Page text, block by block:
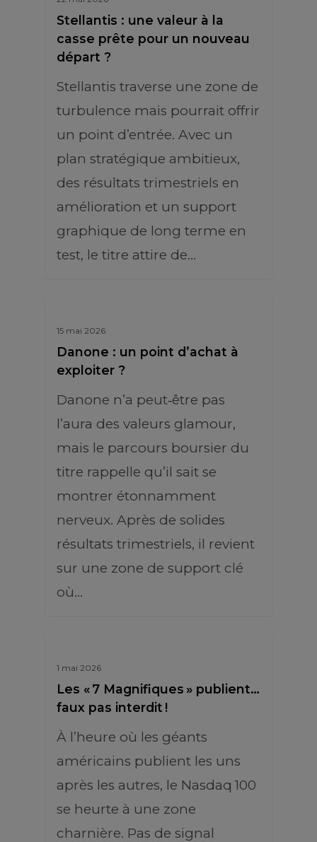
Stellantis : une valeur à la
casse prête pour un nouveau
départ ?
Stellantis traverse une zone de
turbulence mais pourrait offrir
un point d’entrée. Avec un
plan stratégique ambitieux,
des résultats trimestriels en
amélioration et un support
graphique de long terme en
test, le titre attire de…
15 mai 2026
Danone : un point d’achat à
exploiter ?
Danone n’a peut‑être pas
l’aura des valeurs glamour,
mais le parcours boursier du
titre rappelle qu’il sait se
montrer étonnamment
nerveux. Après de solides
résultats trimestriels, il revient
sur une zone de support clé
où…
1 mai 2026
Les « 7 Magnifiques » publient…
faux pas interdit !
À l’heure où les géants
américains publient les uns
après les autres, le Nasdaq 100
se heurte à une zone
charnière. Pas de signal